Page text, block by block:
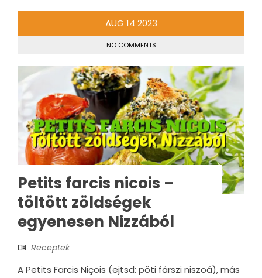
AUG 14 2023
NO COMMENTS
Petits farcis nicois –
töltött zöldségek
egyenesen Nizzából
Receptek
A Petits Farcis Niçois (ejtsd: pöti fárszi niszoá), más